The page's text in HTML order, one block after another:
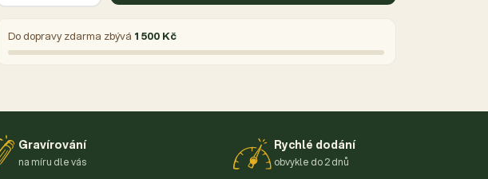
Do dopravy zdarma zbývá 1 500 Kč
Gravírování
na míru dle vás
Rychlé dodání
obvykle do 2 dnů